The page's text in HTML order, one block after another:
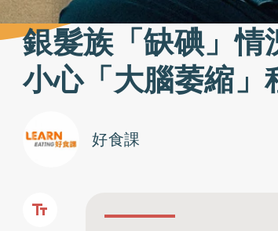
銀髮族「缺碘」情
小心「大腦萎縮」
好食課